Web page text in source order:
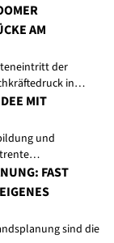
AM A
der
in…
MIT
und
FAST
sind die